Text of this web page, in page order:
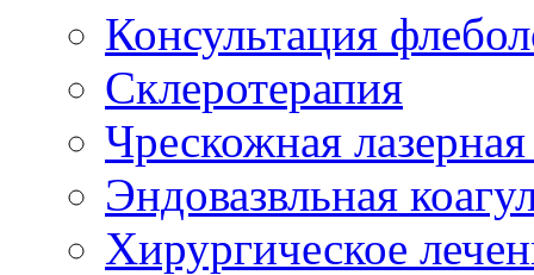
Консультация
Склеротерапия
Чрескожная
Эндовазвльная
Хирургическое